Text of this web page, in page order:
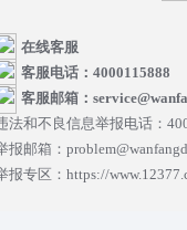
在线客服
客服电话：4000115888
客服邮箱：
法和不良信息举报电话：
报邮箱：
报专区：https://